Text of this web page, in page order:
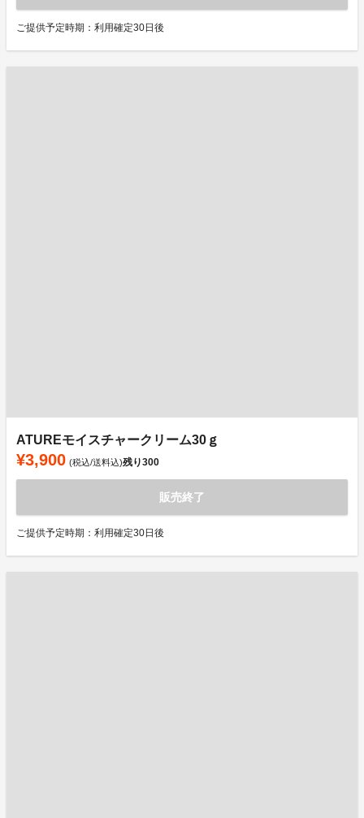
ご提供予定時期：利用確定30日後
ATUREモイスチャークリーム30ｇ
¥3,900 (税込/送料込)残り300
販売終了
ご提供予定時期：利用確定30日後